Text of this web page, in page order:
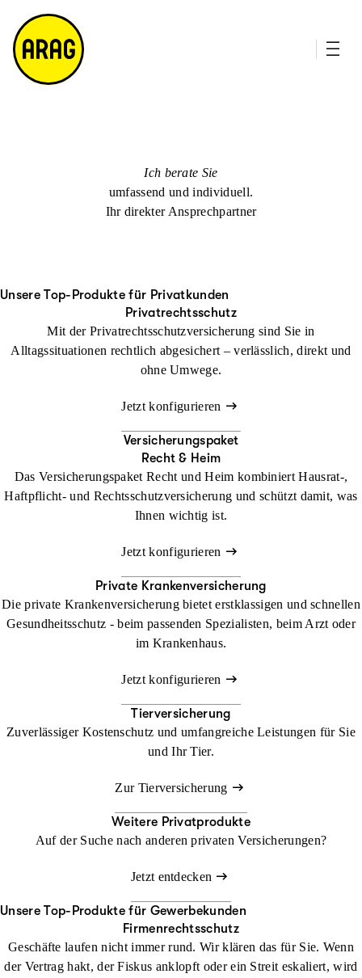
m
a
p
Ich berate Sie
umfassend und individuell.
Ihr direkter Ansprechpartner
Unsere Top-Produkte für Privatkunden
Privatrechtsschutz
Mit der Privatrechtsschutzversicherung sind Sie in
Alltagssituationen rechtlich abgesichert – verlässlich, direkt und
ohne Umwege.
Jetzt konfigurieren
Versicherungspaket
Recht & Heim
Das Versicherungspaket Recht und Heim kombiniert Hausrat-,
Haftpflicht- und Rechtsschutzversicherung und schützt damit, was
Ihnen wichtig ist.
Jetzt konfigurieren
Private Krankenversicherung
Die private Krankenversicherung bietet erstklassigen und schnellen
Gesundheitsschutz - beim passenden Spezialisten, beim Arzt oder
im Krankenhaus.
Jetzt konfigurieren
Tierversicherung
Zuverlässiger Kostenschutz und umfangreiche Leistungen für Sie
und Ihr Tier.
Zur Tierversicherung
Weitere Privatprodukte
Auf der Suche nach anderen privaten Versicherungen?
Jetzt entdecken
Unsere Top-Produkte für Gewerbekunden
Firmenrechtsschutz
Geschäfte laufen nicht immer rund. Wir klären das für Sie. Wenn
der Vertrag hakt, der Fiskus anklopft oder ein Streit eskaliert, wird